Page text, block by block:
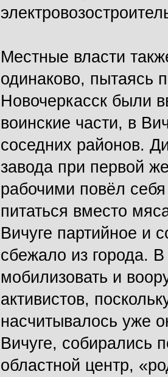
Местные власти
одинаково, пытаясь
Новочеркасск были
воинские части, в
соседних районов.
завода при первой
рабочими повёл
питаться вместо
Вичуге партийное и
сбежало из города.
мобилизовать и
активистов,
насчитывалось уже
Вичуге, собирались
областной центр,